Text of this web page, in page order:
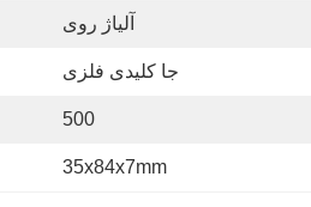
آلیاژ روی
جا کلیدی فلزی
500
35x84x7mm